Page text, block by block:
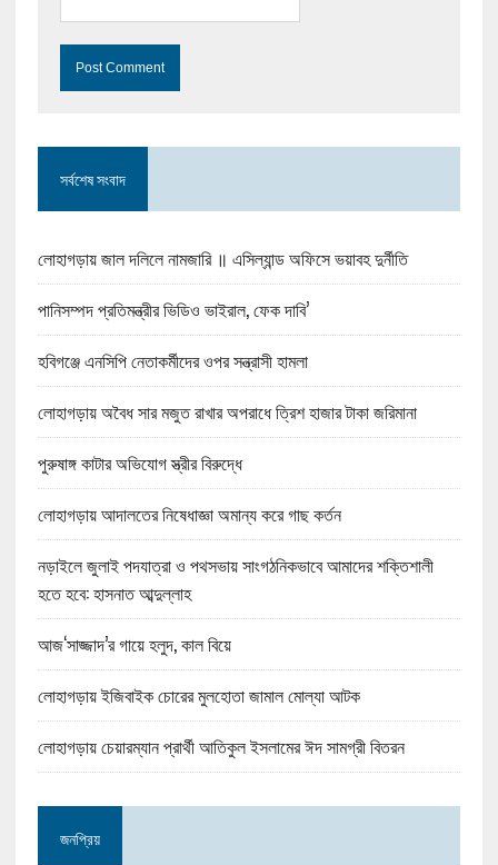
সর্বশেষ সংবাদ
লোহাগড়ায় জাল দলিলে নামজারি ॥ এসিল্যান্ড অফিসে ভয়াবহ দুর্নীতি
পানিসম্পদ প্রতিমন্ত্রীর ভিডিও ভাইরাল, ফেক দাবি’
হবিগঞ্জে এনসিপি নেতাকর্মীদের ওপর সন্ত্রাসী হামলা
লোহাগড়ায় অবৈধ সার মজুত রাখার অপরাধে ত্রিশ হাজার টাকা জরিমানা
পুরুষাঙ্গ কাটার অভিযোগ স্ত্রীর বিরুদ্ধে
লোহাগড়ায় আদালতের নিষেধাজ্ঞা অমান্য করে গাছ কর্তন
নড়াইলে জুলাই পদযাত্রা ও পথসভায় সাংগঠনিকভাবে আমাদের শক্তিশালী
হতে হবে: হাসনাত আব্দুল্লাহ
আজ‘সাজ্জাদ’র গায়ে হলুদ, কাল বিয়ে
লোহাগড়ায় ইজিবাইক চোরের মুলহোতা জামাল মোল্যা আটক
লোহাগড়ায় চেয়ারম্যান প্রার্থী আতিকুল ইসলামের ঈদ সামগ্রী বিতরন
জনপ্রিয়